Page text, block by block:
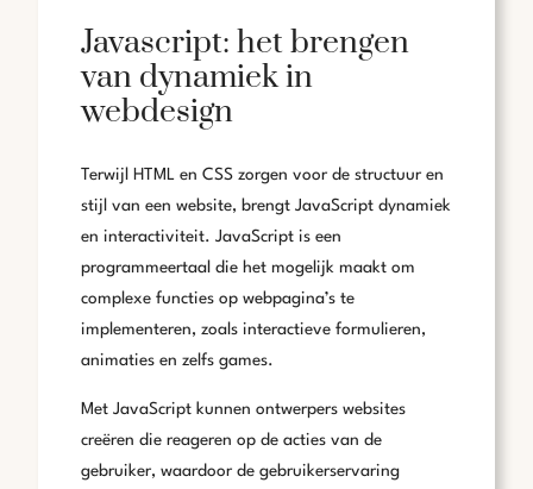
Javascript: het brengen
van dynamiek in
webdesign
Terwijl HTML en CSS zorgen voor de structuur en
stijl van een website, brengt JavaScript dynamiek
en interactiviteit. JavaScript is een
programmeertaal die het mogelijk maakt om
complexe functies op webpagina’s te
implementeren, zoals interactieve formulieren,
animaties en zelfs games.
Met JavaScript kunnen ontwerpers websites
creëren die reageren op de acties van de
gebruiker, waardoor de gebruikerservaring